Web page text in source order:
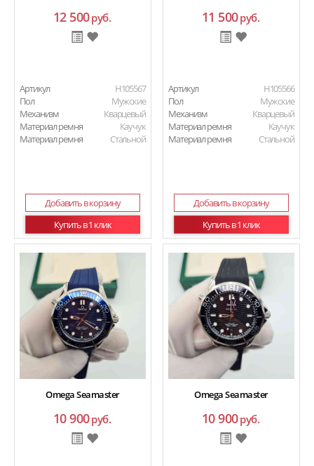
12 500руб.
Артикул
H105567
Пол
Мужские
Механизм
Кварцевый
Материал ремня
Каучук
Материал ремня
Стальной
Добавить в корзину
Купить в 1 клик
11 500руб.
Артикул
H105566
Пол
Мужские
Механизм
Кварцевый
Материал ремня
Каучук
Материал ремня
Стальной
Добавить в корзину
Купить в 1 клик
Omega Seamaster
10 900руб.
Omega Seamaster
10 900руб.